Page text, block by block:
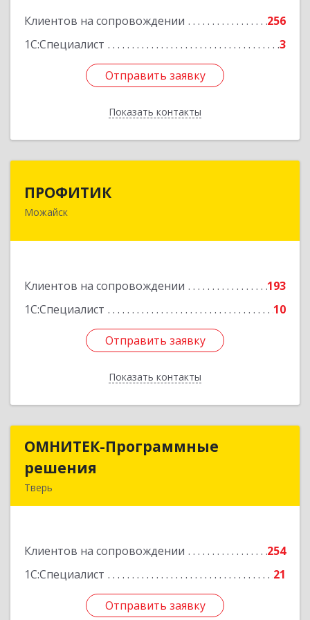
Клиентов на сопровождении
256
1С:Специалист
3
Отправить заявку
Показать контакты
Отправить заявку
Назад
ПРОФИТИК
Можайск
Клиентов на сопровождении
193
1С:Специалист
10
Отправить заявку
Показать контакты
143200, Московская обл, Можайский р-н,
Отправить заявку
Назад
ОМНИТЕК-Программные
решения
Тверь
Клиентов на сопровождении
254
1С:Специалист
21
Отправить заявку
ОМНИТЕК-Программные
Подробнее
Отправить заявку